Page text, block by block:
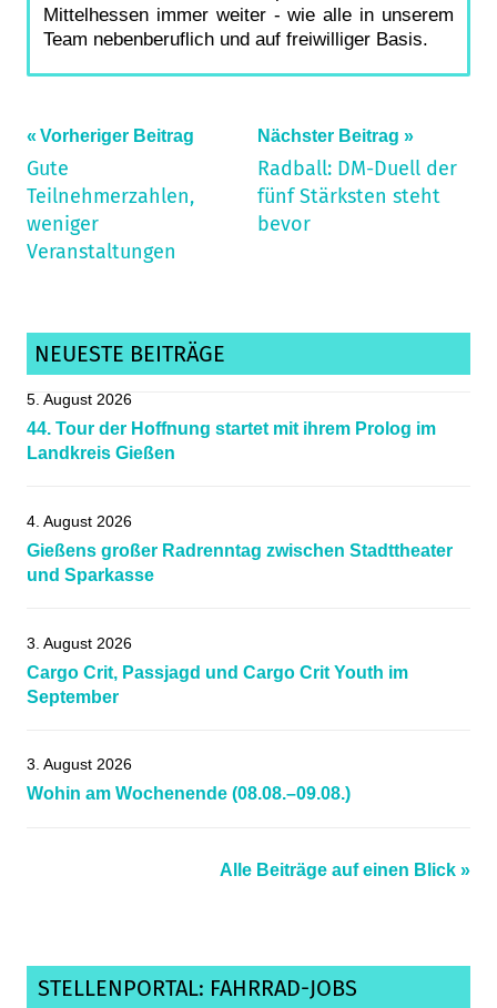
Mittelhessen immer weiter - wie alle in unserem
Team nebenberuflich und auf freiwilliger Basis.
Beitragsnavigation
Vorheriger Beitrag
Gute
Teilnehmerzahlen,
weniger
Veranstaltungen
Nächster Beitrag
Radball: DM-Duell der
fünf Stärksten steht
bevor
NEUESTE BEITRÄGE
5. August 2026
44. Tour der Hoffnung startet mit ihrem Prolog im
Landkreis Gießen
4. August 2026
Gießens großer Radrenntag zwischen Stadttheater
und Sparkasse
3. August 2026
Cargo Crit, Passjagd und Cargo Crit Youth im
September
3. August 2026
Wohin am Wochenende (08.08.–09.08.)
Alle Beiträge auf einen Blick »
STELLENPORTAL: FAHRRAD-JOBS